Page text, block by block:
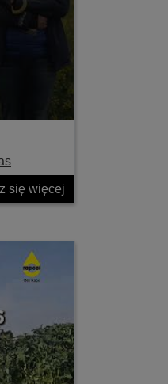
się więcej